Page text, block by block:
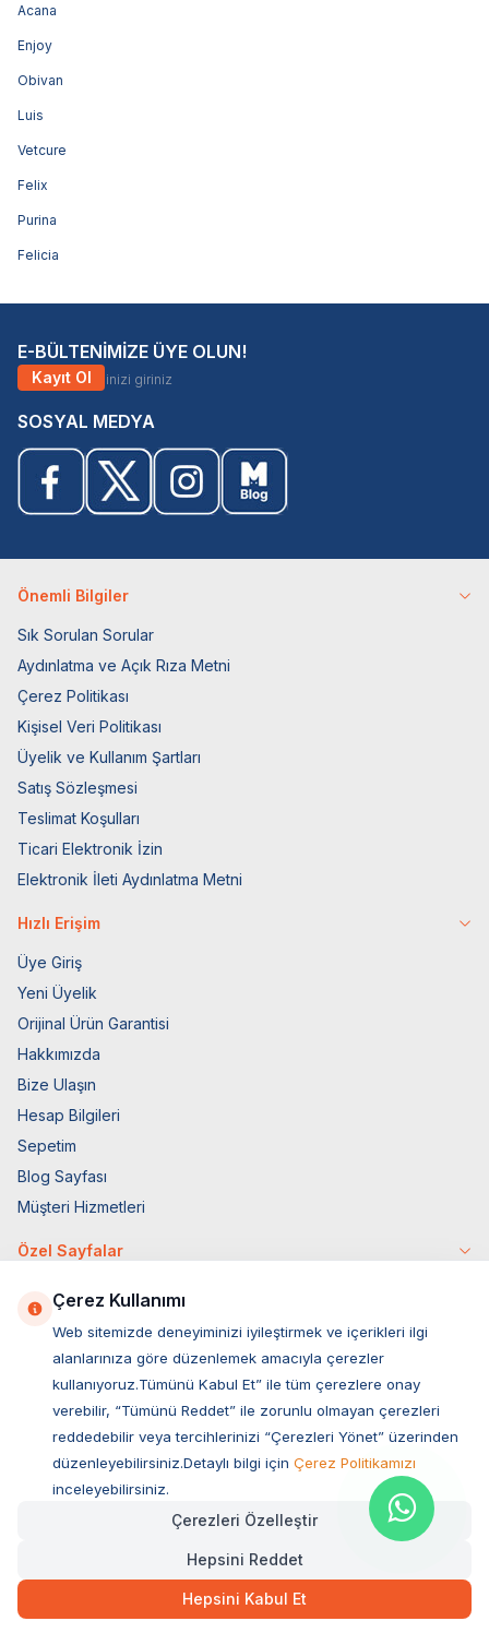
Acana
Enjoy
Obivan
Luis
Vetcure
Felix
Purina
Felicia
E-BÜLTENİMİZE ÜYE OLUN!
Kayıt Ol
SOSYAL MEDYA
Önemli Bilgiler
Sık Sorulan Sorular
Aydınlatma ve Açık Rıza Metni
Çerez Politikası
Kişisel Veri Politikası
Üyelik ve Kullanım Şartları
Satış Sözleşmesi
Teslimat Koşulları
Ticari Elektronik İzin
Elektronik İleti Aydınlatma Metni
Hızlı Erişim
Üye Giriş
Yeni Üyelik
Orijinal Ürün Garantisi
Hakkımızda
Bize Ulaşın
Hesap Bilgileri
Sepetim
Blog Sayfası
Müşteri Hizmetleri
Özel Sayfalar
4 Ekim Özel
Markalar
Tüy Savaşları
Socar İş Birliği
İyzico İş Birliği
Mobil Uygulama
Çerez Kullanımı
Web sitemizde deneyiminizi iyileştirmek ve içerikleri ilgi
alanlarınıza göre düzenlemek amacıyla çerezler
kullanıyoruz.Tümünü Kabul Et” ile tüm çerezlere onay
verebilir, “Tümünü Reddet” ile zorunlu olmayan çerezleri
reddedebilir veya tercihlerinizi “Çerezleri Yönet” üzerinden
düzenleyebilirsiniz.Detaylı bilgi için Çerez Politikamızı
inceleyebilirsiniz.
Çerezleri Özelleştir
Hepsini Reddet
Hepsini Kabul Et